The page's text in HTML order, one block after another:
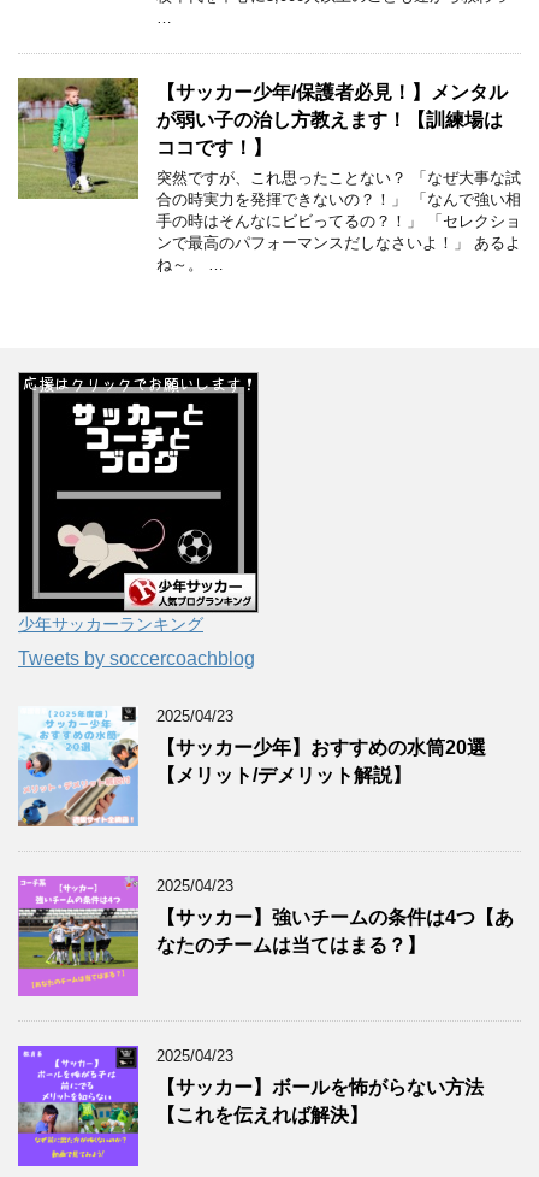
…
【サッカー少年/保護者必見！】メンタル
が弱い子の治し方教えます！【訓練場は
ココです！】
突然ですが、これ思ったことない？ 「なぜ大事な試
合の時実力を発揮できないの？！」 「なんで強い相
手の時はそんなにビビってるの？！」 「セレクショ
ンで最高のパフォーマンスだしなさいよ！」 あるよ
ね～。 …
少年サッカーランキング
Tweets by soccercoachblog
2025/04/23
【サッカー少年】おすすめの水筒20選
【メリット/デメリット解説】
2025/04/23
【サッカー】強いチームの条件は4つ【あ
なたのチームは当てはまる？】
2025/04/23
【サッカー】ボールを怖がらない方法
【これを伝えれば解決】